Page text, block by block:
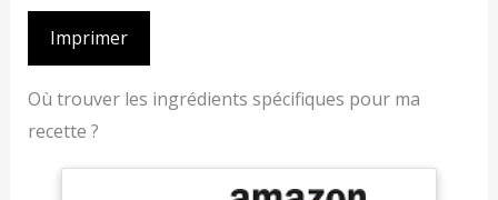
Imprimer
Où trouver les ingrédients spécifiques pour ma
recette ?